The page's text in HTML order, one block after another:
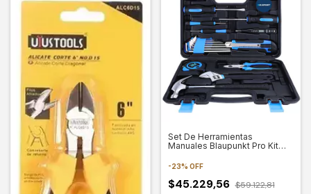
Set De Herramientas
Manuales Blaupunkt Pro Kit
-23% OFF
$45.229,56 $59.122,81